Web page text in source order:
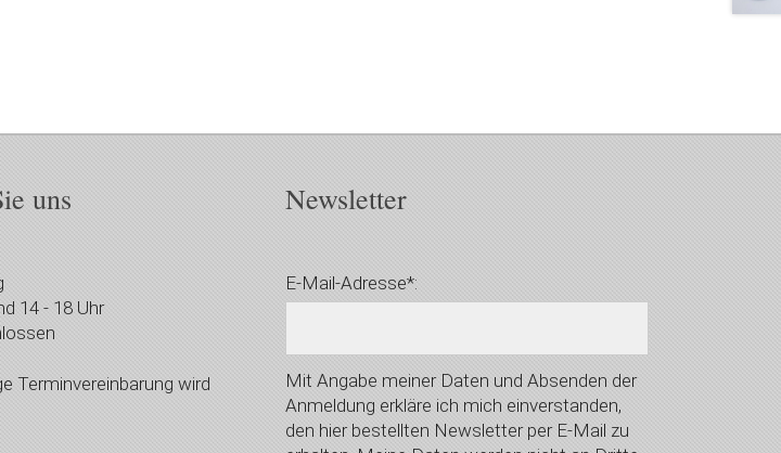
uns
14 - 18 Uhr
Terminvereinbarung wird
Newsletter
E-Mail-Adresse*:
Mit Angabe meiner Daten und Absenden der
Anmeldung erkläre ich mich einverstanden,
den hier bestellten Newsletter per E-Mail zu